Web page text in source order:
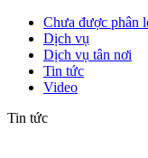
Chưa được phân
Dịch vụ
Dịch vụ tân nơi
Tin tức
Video
Tin tức